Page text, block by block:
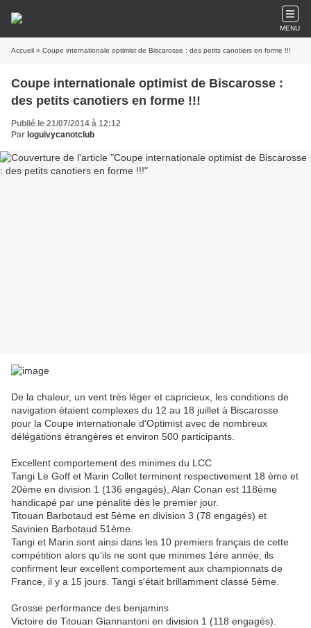
MENU
Accueil » Coupe internationale optimist de Biscarosse : des petits canotiers en forme !!!
Coupe internationale optimist de Biscarosse :
des petits canotiers en forme !!!
Publié le 21/07/2014 à 12:12
Par loguivycanotclub
De la chaleur, un vent très léger et capricieux, les conditions de
navigation étaient complexes du 12 au 18 juillet à Biscarosse
pour la Coupe internationale d'Optimist avec de nombreux
délégations étrangères et environ 500 participants.
Excellent comportement des minimes du LCC
Tangi Le Goff et Marin Collet terminent respectivement 18 ème et
20ème en division 1 (136 engagés), Alan Conan est 118ème
handicapé par une pénalité dès le premier jour.
Titouan Barbotaud est 5ème en division 3 (78 engagés) et
Savinien Barbotaud 51ème.
Tangi et Marin sont ainsi dans les 10 premiers français de cette
compétition alors qu'ils ne sont que minimes 1ére année, ils
confirment leur excellent comportement aux championnats de
France, il y a 15 jours. Tangi s'était brillamment classé 5ème.
Grosse performance des benjamins
Victoire de Titouan Giannantoni en division 1 (118 engagés).